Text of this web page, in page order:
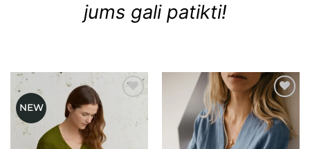
jums gali patikti!
NEW
Mėgstamiausias Mėgstamiausias